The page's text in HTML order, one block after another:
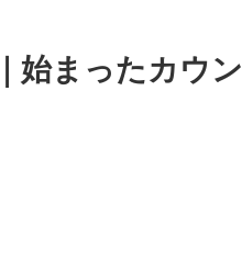
始まったカウン